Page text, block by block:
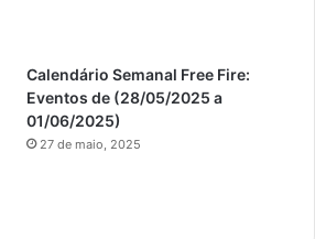
Calendário Semanal Free Fire:
Eventos de (28/05/2025 a
01/06/2025)
27 de maio, 2025